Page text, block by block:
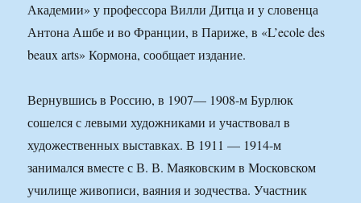
Академии» у профессора Вилли Дитца и у словенца
Антона Ашбе и во Франции, в Париже, в «L’ecole des
beaux arts» Кормона, сообщает издание.
Вернувшись в Россию, в 1907— 1908-м Бурлюк
сошелся с левыми художниками и участвовал в
художественных выставках. В 1911 — 1914-м
занимался вместе с В. В. Маяковским в Московском
училище живописи, ваяния и зодчества. Участник